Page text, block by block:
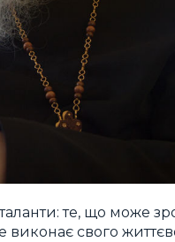
те, що може
свого